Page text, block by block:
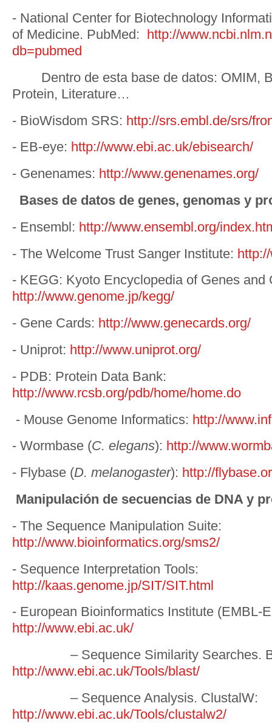
- National Center for Biotechnology
of Medicine. PubMed: http://
db=pubmed
Dentro de esta base de datos: OMIM,
Protein, Literature…
- BioWisdom SRS: http://srs.embl.de/srs/
- EB-eye: http://www.ebi.ac.uk/ebisearch/
- Genenames: http://www.genenames.org/
Bases de datos de genes, genomas y
- Ensembl: http://www.ensembl.org/
- The Welcome Trust Sanger Institute:
- KEGG: Kyoto Encyclopedia of Genes and
http://www.genome.jp/kegg/
- Gene Cards: http://www.genecards.org/
- Uniprot: http://www.uniprot.org/
- PDB: Protein Data Bank:
http://www.rcsb.org/pdb/home/home.do
- Mouse Genome Informatics: http://
- Wormbase (C. elegans): http://
- Flybase (D. melanogaster): http://
Manipulación de secuencias de DNA y
- The Sequence Manipulation Suite:
http://www.bioinformatics.org/sms2/
- Sequence Interpretation Tools:
http://kaas.genome.jp/SIT/SIT.html
- European Bioinformatics Institute (EMBL-
http://www.ebi.ac.uk/
– Sequence Similarity Searches.
http://www.ebi.ac.uk/Tools/blast/
– Sequence Analysis. ClustalW:
http://www.ebi.ac.uk/Tools/clustalw2/